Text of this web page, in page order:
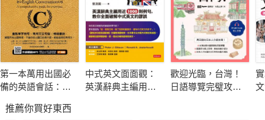
第一本萬用出國必
備的英語會話：重
文法句型╳情境會
中式英文面面觀：
英漢辭典主編用近
歡迎光臨，台灣！
日語導覽完璧攻略
推薦你買好東西